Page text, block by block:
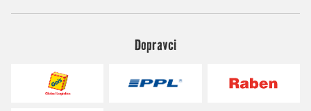
Dopravci